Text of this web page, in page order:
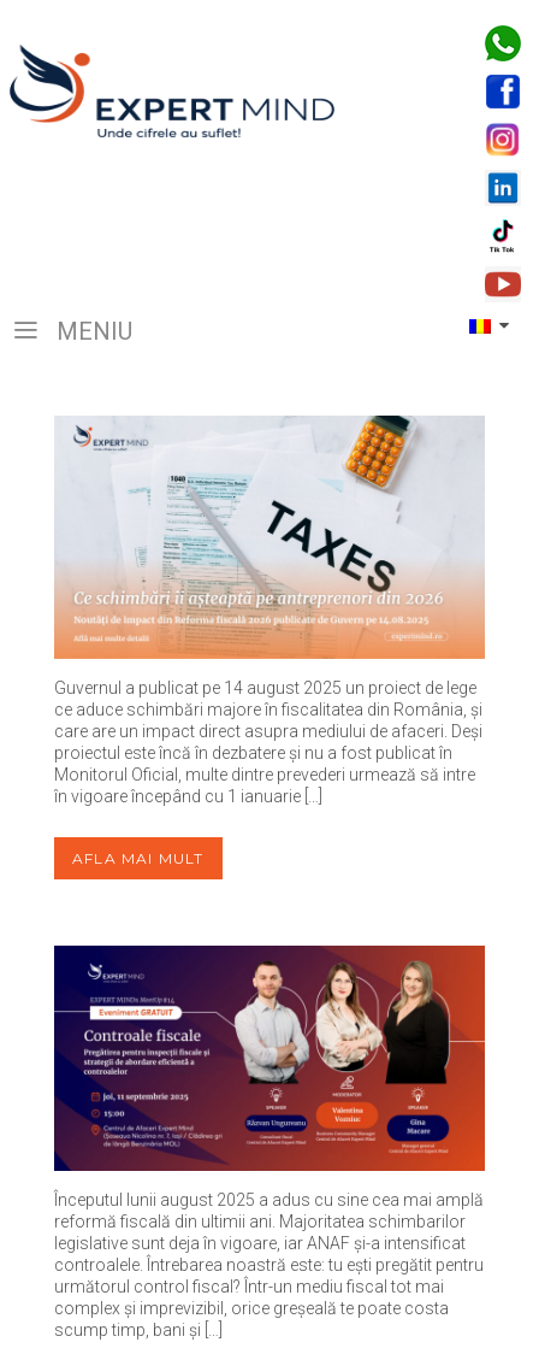
MENIU
Guvernul a publicat pe 14 august 2025 un proiect de lege
ce aduce schimbări majore în fiscalitatea din România, și
care are un impact direct asupra mediului de afaceri. Deși
proiectul este încă în dezbatere și nu a fost publicat în
Monitorul Oficial, multe dintre prevederi urmează să intre
în vigoare începând cu 1 ianuarie […]
AFLA MAI MULT
Începutul lunii august 2025 a adus cu sine cea mai amplă
reformă fiscală din ultimii ani. Majoritatea schimbarilor
legislative sunt deja în vigoare, iar ANAF și-a intensificat
controalele. Întrebarea noastră este: tu ești pregătit pentru
următorul control fiscal? Într-un mediu fiscal tot mai
complex și imprevizibil, orice greșeală te poate costa
scump timp, bani și […]